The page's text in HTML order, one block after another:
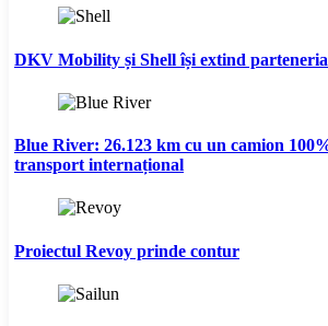
DKV Mobility și Shell își extind
Blue River: 26.123 km cu un camion
transport internațional
Proiectul Revoy prinde contur